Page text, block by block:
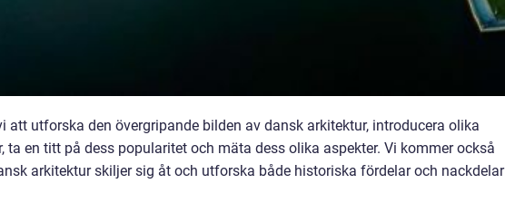
att utforska den övergripande bilden av dansk arkitektur, introducera olika
ta en titt på dess popularitet och mäta dess olika aspekter. Vi kommer också
arkitektur skiljer sig åt och utforska både historiska fördelar och nackdelar